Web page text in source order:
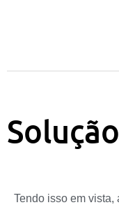
Solução
Tendo isso em